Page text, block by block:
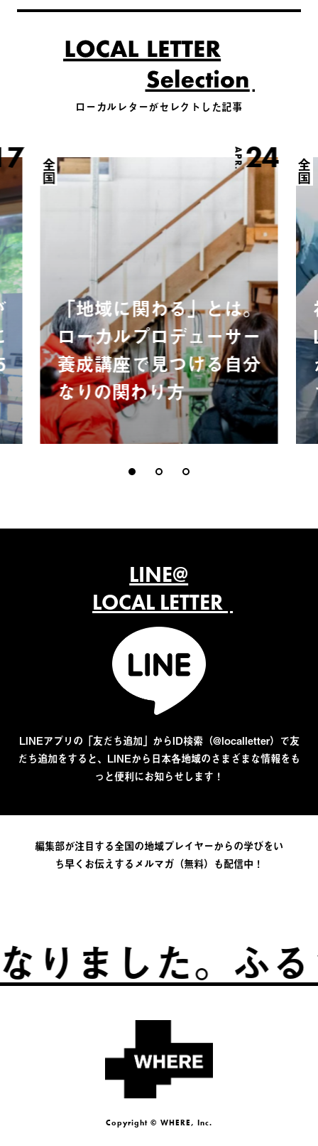
ローカルレターがセレクトした記事
APR.24
全国
「地域に関わる」とは。
ローカルプロデューサー
養成講座で見つける自分
なりの関わり方
全国
LINE@
LOCAL LETTER
LINEアプリの「友だち追加」からID検索（@localletter）で友
だち追加をすると、LINEから日本各地域のさまざまな情報をも
っと便利にお知らせします！
編集部が注目する全国の地域プレイヤーからの学びをい
ち早くお伝えするメルマガ（無料）も配信中！
。ふるさとは、
Copyright © WHERE, Inc.